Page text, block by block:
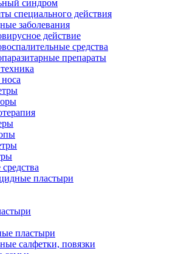
синдром
специального действия
заболевания
действие
средства
препараты
пластыри
пластыри
салфетки, повязки